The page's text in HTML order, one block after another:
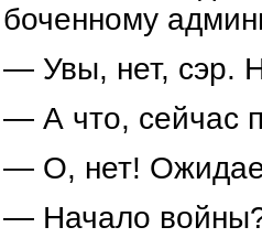
боченному
— Увы, нет, сэр.
— А что, сейчас
— О, нет!
— Начало